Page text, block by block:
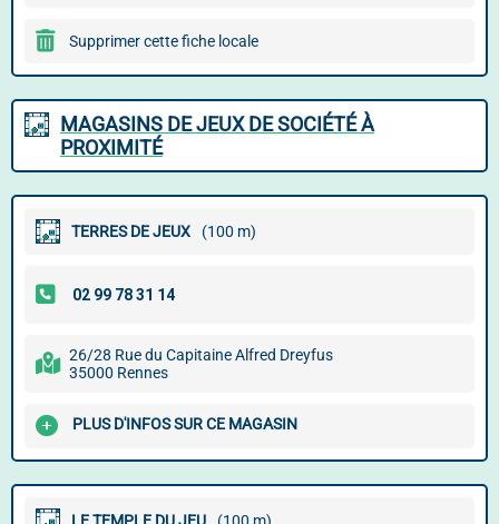
Supprimer cette fiche locale
MAGASINS DE JEUX DE SOCIÉTÉ À
PROXIMITÉ
TERRES DE JEUX (100 m)
26/28 Rue du Capitaine Alfred Dreyfus
35000 Rennes
PLUS D'INFOS SUR CE MAGASIN